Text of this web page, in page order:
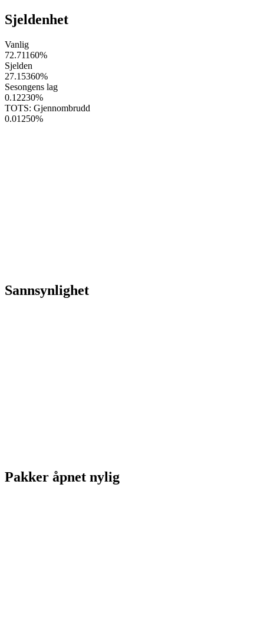
Sjeldenhet
Vanlig
72.71160%
Sjelden
27.15360%
Sesongens lag
0.12230%
TOTS: Gjennombrudd
0.01250%
Sannsynlighet
Pakker åpnet nylig